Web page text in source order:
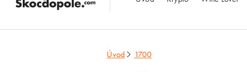
Úvod 1700